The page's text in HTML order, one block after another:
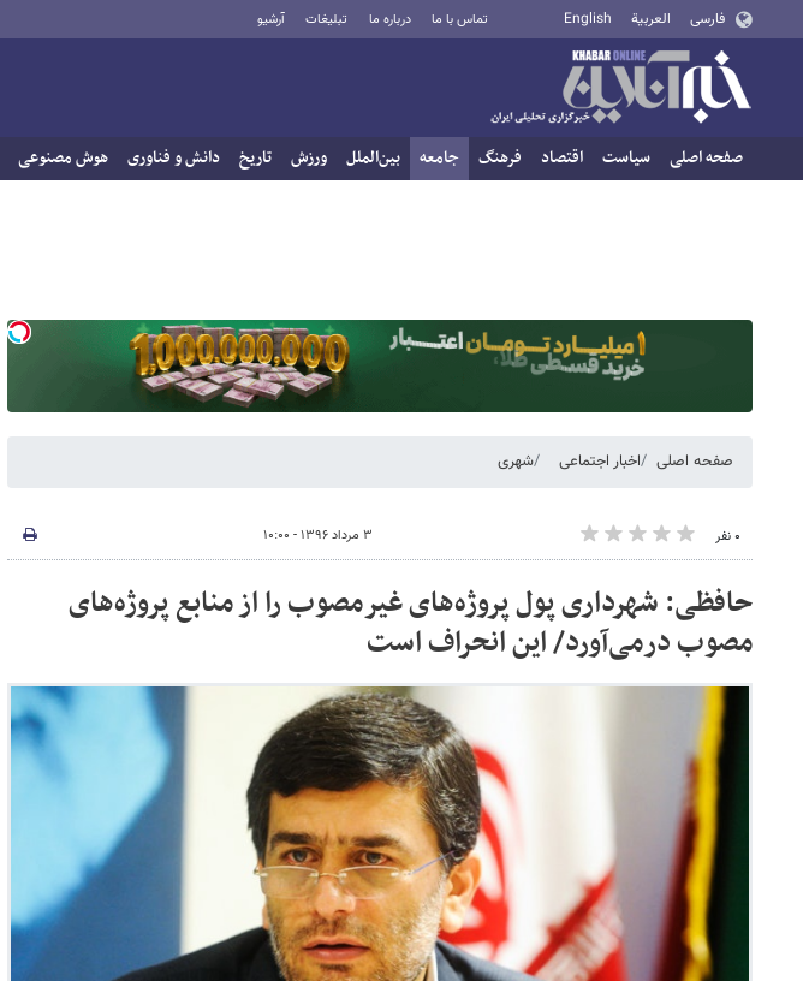
فارسی العربية English تماس با ما درباره ما تبلیغات آرشیو
صفحه اصلی سیاست اقتصاد فرهنگ جامعه بین‌الملل ورزش تاریخ دانش و فناوری هوش مصنوعی
صفحه اصلی اخبار اجتماعی شهری
۰ نفر ۳ مرداد ۱۳۹۶ - ۱۰:۰۰
حافظی: شهرداری پول پروژه‌های غیرمصوب را از منابع پروژه‌های
مصوب درمی‌آورد/ این انحراف است